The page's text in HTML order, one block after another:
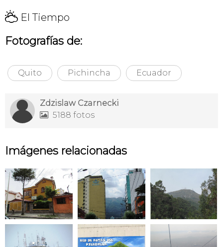
H El Tiempo
Fotografías de:
Quito Pichincha Ecuador
Zdzislaw Czarnecki
 5188 fotos
Imágenes relacionadas